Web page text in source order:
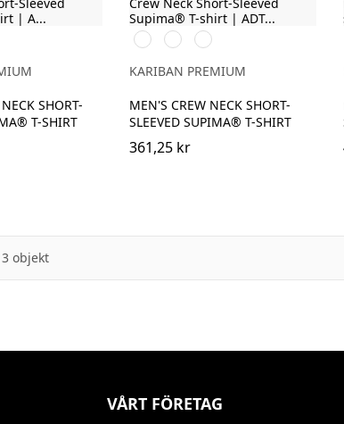
SHORT-
T-SHIRT
Svart Vit
Deep
Navy
KARIBAN PREMIUM
MEN'S CREW NECK SHORT-
SLEEVED SUPIMA® T-SHIRT
361,25 kr
objekt
VÅRT FÖRETAG